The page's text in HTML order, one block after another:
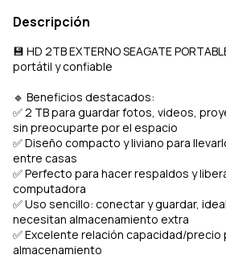
Descripción
💾 HD 2TB EXTERNO SEAGATE
portátil y confiable
🔹 Beneficios destacados:
✅ 2 TB para guardar fotos, videos,
sin preocuparte por el espacio
✅ Diseño compacto y liviano para
entre casas
✅ Perfecto para hacer respaldos y
computadora
✅ Uso sencillo: conectar y guardar,
necesitan almacenamiento extra
✅ Excelente relación capacidad/precio
almacenamiento